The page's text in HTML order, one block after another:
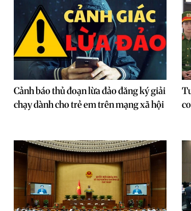
Cảnh báo thủ đoạn lừa đảo đăng ký giải
chạy dành cho trẻ em trên mạng xã hội